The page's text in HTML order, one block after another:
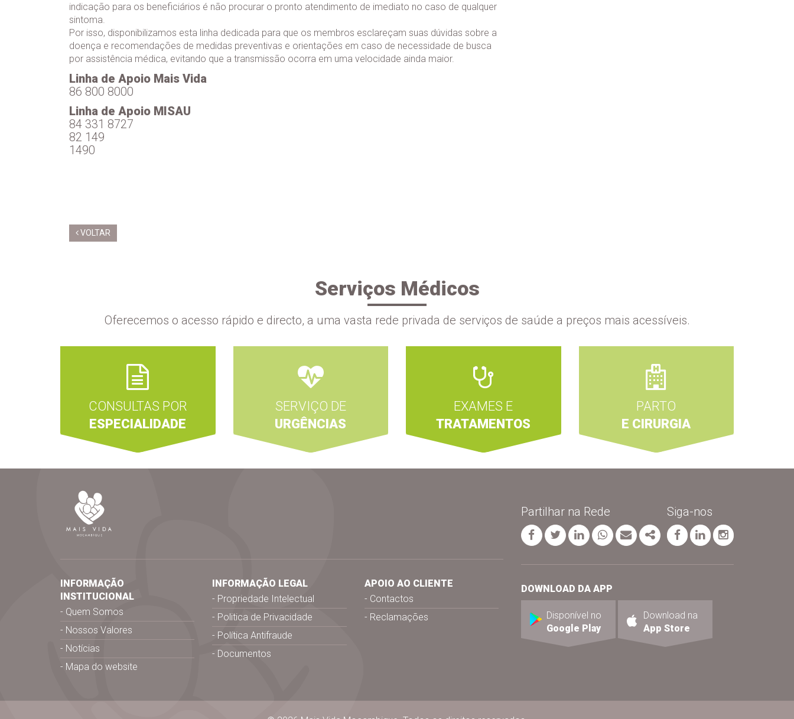
indicação para os beneficiários é não procurar o pronto atendimento de imediato no caso de qualquer
sintoma.
Por isso, disponibilizamos esta linha dedicada para que os membros esclareçam suas dúvidas sobre a
doença e recomendações de medidas preventivas e orientações em caso de necessidade de busca
por assistência médica, evitando que a transmissão ocorra em uma velocidade ainda maior.
Linha de Apoio Mais Vida
86 800 8000
Linha de Apoio MISAU
84 331 8727
82 149
1490
VOLTAR
Serviços Médicos
Oferecemos o acesso rápido e directo, a uma vasta rede privada de serviços de saúde a preços mais acessíveis.
CONSULTAS POR
ESPECIALIDADE
SERVIÇO DE
URGÊNCIAS
EXAMES E
TRATAMENTOS
PARTO
E CIRURGIA
INFORMAÇÃO
INSTITUCIONAL
Quem Somos
Nossos Valores
Notícias
Mapa do website
INFORMAÇÃO LEGAL
Propriedade Intelectual
Politica de Privacidade
Política Antifraude
Documentos
APOIO AO CLIENTE
Contactos
Reclamações
Partilhar na Rede
Facebook
TwitterLinkedinwhatsapp
EmailShare
Siga-nos
página facebook
página linkedin
página
DOWNLOAD DA APP
Disponível no
Google Play
Download na
App Store